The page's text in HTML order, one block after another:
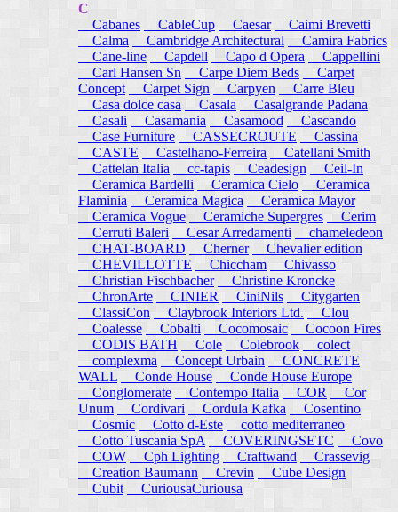
C
Cabanes
CableCup Caesar
Caimi Brevetti
Calma
Cambridge Architectural
Camira Fabrics
Cane-line
Capdell Capo d Opera
Cappellini
Carl Hansen Sn
Carpe Diem Beds
Carpet
Concept
Carpet Sign Carpyen
Carre Bleu
Casa dolce casa
Casala
Casalgrande Padana
Casali
Casamania Casamood
Cascando
Case Furniture
CASSECROUTE
Cassina
CASTE
Castelhano-Ferreira
Catellani Smith
Cattelan Italia
cc-tapis Ceadesign
Ceil-In
Ceramica Bardelli
Ceramica Cielo
Ceramica
Flaminia
Ceramica Magica
Ceramica Mayor
Ceramica Vogue
Ceramiche Supergres Cerim
Cerruti Baleri
Cesar Arredamenti
chameledeon
CHAT-BOARD
Cherner
Chevalier edition
CHEVILLOTTE
Chiccham
Chivasso
Christian Fischbacher
Christine Kroncke
ChronArte
CINIER CiniNils
Citygarten
ClassiCon
Claybrook Interiors Ltd.
Clou
Coalesse
Cobalti Cocomosaic
Cocoon Fires
CODIS BATH
Cole Colebrook
colect
complexma
Concept Urbain
CONCRETE
WALL
Conde House
Conde House Europe
Conglomerate
Contempo Italia COR
Cor
Unum
Cordivari Cordula Kafka
Cosentino
Cosmic
Cotto d-Este
cotto mediterraneo
Cotto Tuscania SpA
COVERINGSETC
Covo
COW
Cph Lighting Craftwand
Crassevig
Creation Baumann
Crevin
Cube Design
Cubit
CuriousaCuriousa